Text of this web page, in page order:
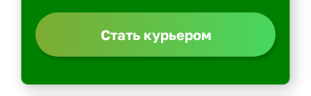
Стать курьером